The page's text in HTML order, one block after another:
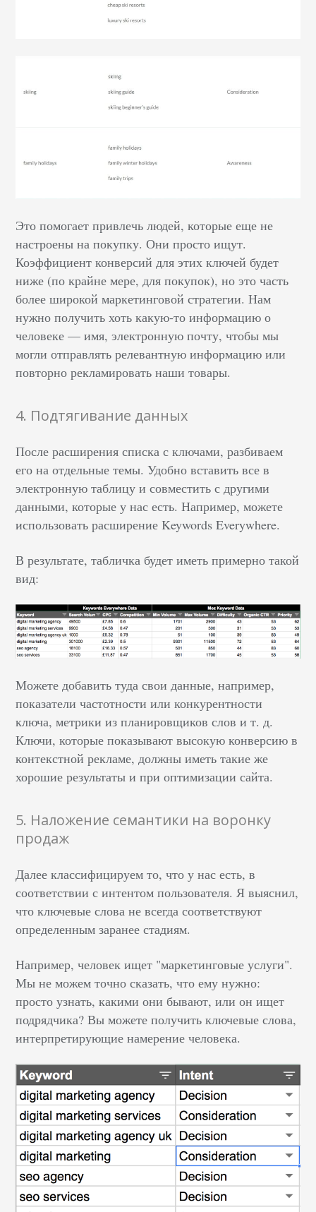
Это помогает привлечь людей, которые еще не
настроены на покупку. Они просто ищут.
Коэффициент конверсий для этих ключей будет
ниже (по крайне мере, для покупок), но это часть
более широкой маркетинговой стратегии. Нам
нужно получить хоть какую-то информацию о
человеке — имя, электронную почту, чтобы мы
могли отправлять релевантную информацию или
повторно рекламировать наши товары.
4. Подтягивание данных
После расширения списка с ключами, разбиваем
его на отдельные темы. Удобно вставить все в
электронную таблицу и совместить с другими
данными, которые у нас есть. Например, можете
использовать расширение Keywords Everywhere.
В результате, табличка будет иметь примерно такой
вид:
Можете добавить туда свои данные, например,
показатели частотности или конкурентности
ключа, метрики из планировщиков слов и т. д.
Ключи, которые показывают высокую конверсию в
контекстной рекламе, должны иметь такие же
хорошие результаты и при оптимизации сайта.
5. Наложение семантики на воронку
продаж
Далее классифицируем то, что у нас есть, в
соответствии с интентом пользователя. Я выяснил,
что ключевые слова не всегда соответствуют
определенным заранее стадиям.
Например, человек ищет "маркетинговые услуги".
Мы не можем точно сказать, что ему нужно:
просто узнать, какими они бывают, или он ищет
подрядчика? Вы можете получить ключевые слова,
интерпретирующие намерение человека.